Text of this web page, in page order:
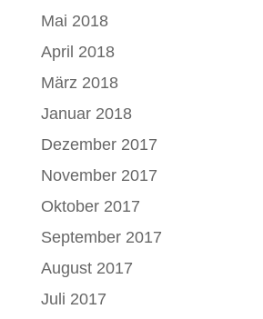
Mai 2018
April 2018
März 2018
Januar 2018
Dezember 2017
November 2017
Oktober 2017
September 2017
August 2017
Juli 2017